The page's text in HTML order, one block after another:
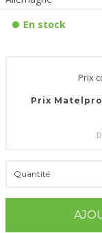
En stock
Prix
Prix
Quantité